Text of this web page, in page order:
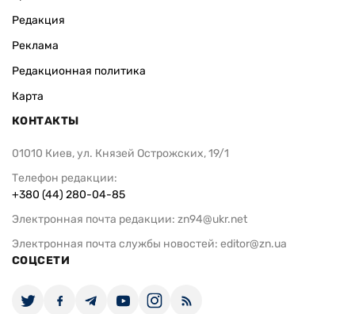
Редакция
Реклама
Редакционная политика
Карта
КОНТАКТЫ
01010 Киев, ул. Князей Острожских, 19/1
Телефон редакции:
+380 (44) 280-04-85
Электронная почта редакции: zn94@ukr.net
Электронная почта службы новостей: editor@zn.ua
СОЦСЕТИ